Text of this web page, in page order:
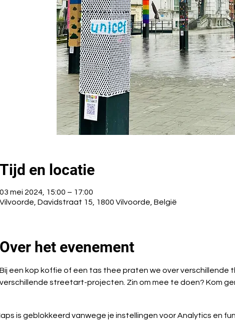
Tijd en locatie
03 mei 2024, 15:00 – 17:00
Vilvoorde, Davidstraat 15, 1800 Vilvoorde, België
Over het evenement
Bij een kop koffie of een tas thee praten we over verschillende
verschillende streetart-projecten. Zin om mee te doen? Kom
is geblokkeerd vanwege je instellingen voor Analytics en